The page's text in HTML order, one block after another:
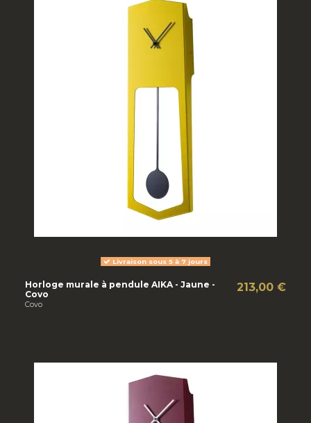
Livraison sous 5 à 7 jours
Horloge murale à pendule AIKA - Jaune -
Covo
Covo
213,00 €